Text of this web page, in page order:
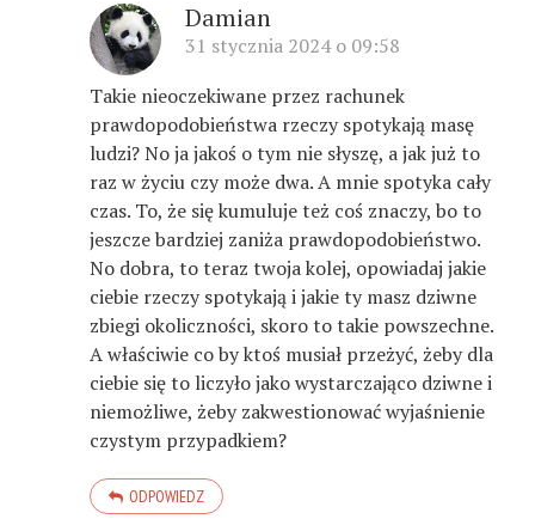
Damian
31 stycznia 2024 o 09:58
Takie nieoczekiwane przez rachunek
prawdopodobieństwa rzeczy spotykają masę
ludzi? No ja jakoś o tym nie słyszę, a jak już to
raz w życiu czy może dwa. A mnie spotyka cały
czas. To, że się kumuluje też coś znaczy, bo to
jeszcze bardziej zaniża prawdopodobieństwo.
No dobra, to teraz twoja kolej, opowiadaj jakie
ciebie rzeczy spotykają i jakie ty masz dziwne
zbiegi okoliczności, skoro to takie powszechne.
A właściwie co by ktoś musiał przeżyć, żeby dla
ciebie się to liczyło jako wystarczająco dziwne i
niemożliwe, żeby zakwestionować wyjaśnienie
czystym przypadkiem?
ODPOWIEDZ